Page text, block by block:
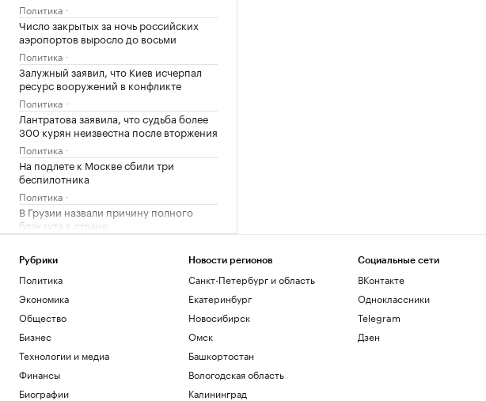
Политика
Число закрытых за ночь российских
аэропортов выросло до восьми
Политика
Залужный заявил, что Киев исчерпал
ресурс вооружений в конфликте
Политика
Лантратова заявила, что судьба более
300 курян неизвестна после вторжения
Политика
На подлете к Москве сбили три
беспилотника
Политика
В Грузии назвали причину полного
блэкаута в стране
В Германии увидели «сценарий
аэропорту
Политика
Украина признала угрозой
нацбезопасности актрису из сериала
«СашаТаня»
Политика
Reuters раскрыл одну из крупнейших
уступок Ирану в конфликте с США
Рубрики
Политика
Экономика
Общество
Бизнес
Технологии и медиа
Финансы
Биографии
Новости регионов
Санкт-Петербург и область
Екатеринбург
Новосибирск
Омск
Башкортостан
Вологодская область
Калининград
Социальные сети
ВКонтакте
Одноклассники
Telegram
Дзен